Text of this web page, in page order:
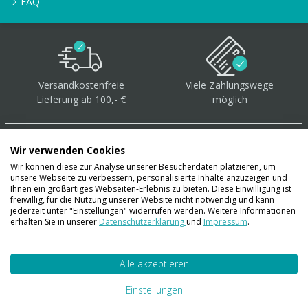
Versandkostenfreie
Lieferung ab 100,- €
Viele Zahlungswege
möglich
Über 40.000 Artikel auf
Lager
Wir verwenden Cookies
Wir können diese zur Analyse unserer Besucherdaten platzieren, um
unsere Webseite zu verbessern, personalisierte Inhalte anzuzeigen und
Ihnen ein großartiges Webseiten-Erlebnis zu bieten. Diese Einwilligung ist
freiwillig, für die Nutzung unserer Website nicht notwendig und kann
jederzeit unter "Einstellungen" widerrufen werden. Weitere Informationen
erhalten Sie in unserer Datenschutzerklärungund Impressum.
Alle akzeptieren
Einstellungen